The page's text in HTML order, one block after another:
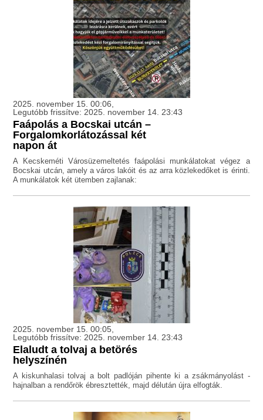
2025. november 15. 00:06,
Legutóbb frissítve: 2025. november 14. 23:43
Faápolás a Bocskai utcán –
Forgalomkorlátozással két
napon át
A Kecskeméti Városüzemeltetés faápolási munkálatokat végez a
Bocskai utcán, amely a város lakóit és az arra közlekedőket is érinti.
A munkálatok két ütemben zajlanak:
2025. november 15. 00:05,
Legutóbb frissítve: 2025. november 14. 23:43
Elaludt a tolvaj a betörés
helyszínén
A kiskunhalasi tolvaj a bolt padlóján pihente ki a zsákmányolást -
hajnalban a rendőrök ébresztették, majd délután újra elfogták.